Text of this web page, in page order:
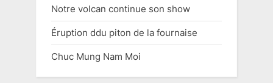
Notre volcan continue son show
Éruption ddu piton de la fournaise
Chuc Mung Nam Moi